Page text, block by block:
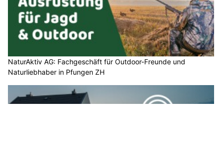
NaturAktiv AG: Fachgeschäft für Outdoor-Freunde und
Naturliebhaber in Pfungen ZH